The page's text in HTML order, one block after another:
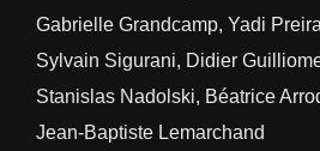
Gabrielle Grandcamp, Yadi
Sylvain Sigurani, Didier
Stanislas Nadolski, Béatrice
Jean-Baptiste Lemarchand